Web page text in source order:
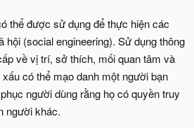
thể được sử dụng để thực hiện các
hội (social engineering). Sử dụng thông
về vị trí, sở thích, mối quan tâm và
có thể mạo danh một người bạn
người dùng rằng họ có quyền truy
người khác.